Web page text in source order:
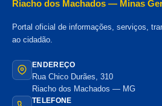
Riacho dos Machados — Minas
Portal oficial de informações, serviços,
ao cidadão.
ENDEREÇO
Rua Chico Durães, 310
Riacho dos Machados — MG
TELEFONE